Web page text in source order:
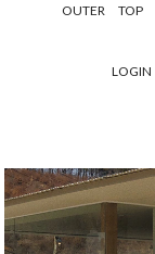
OUTER TOP
LOGIN